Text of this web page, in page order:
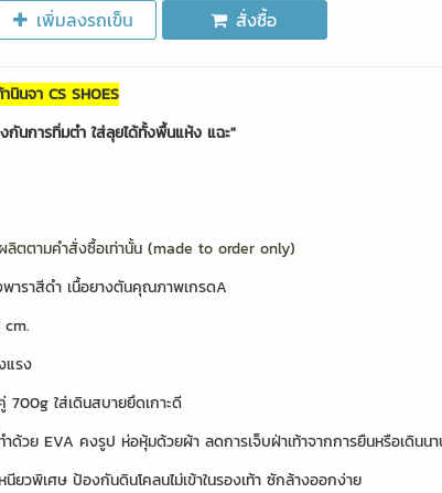
เพิ่มลงรถเข็น สั่งซื้อ
นินจา CS SHOES
กันการทิ่มตำ ใส่ลุยได้ทั้งพื้นแห้ง แฉะ"
ลิตตามคำสั่งซื้อเท่านั้น (made to order only)
พาราสีดำ เนื้อยางตันคุณภาพเกรดA
แรง
ใส่เดินสบายยึดเกาะดี
ำด้วย EVA คงรูป ห่อหุ้มด้วยผ้า ลดการเจ็บฝ่าเท้าจากการยืนหรือเดินน
ยวพิเศษ ป้องกันดินโคลนไม่เข้าในรองเท้า ซักล้างออกง่าย